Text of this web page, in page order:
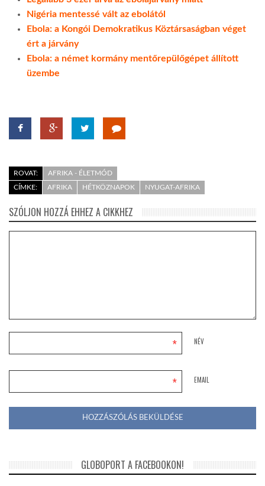
Nigéria mentessé vált az ebolától
Ebola: a Kongói Demokratikus Köztársaságban véget
ért a járvány
Ebola: a német kormány mentőrepülőgépet állított
üzembe
ROVAT:
AFRIKA - ÉLETMÓD
CÍMKE:
AFRIKA HÉTKÖZNAPOK NYUGAT-AFRIKA
SZÓLJON HOZZÁ EHHEZ A CIKKHEZ
NÉV
*
EMAIL
*
GLOBOPORT A FACEBOOKON!